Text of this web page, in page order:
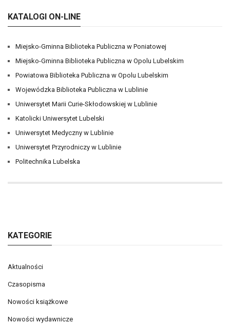
KATALOGI ON-LINE
Miejsko-Gminna Biblioteka Publiczna w Poniatowej
Miejsko-Gminna Biblioteka Publiczna w Opolu Lubelskim
Powiatowa Biblioteka Publiczna w Opolu Lubelskim
Wojewódzka Biblioteka Publiczna w Lublinie
Uniwersytet Marii Curie-Skłodowskiej w Lublinie
Katolicki Uniwersytet Lubelski
Uniwersytet Medyczny w Lublinie
Uniwersytet Przyrodniczy w Lublinie
Politechnika Lubelska
KATEGORIE
Aktualności
Czasopisma
Nowości książkowe
Nowości wydawnicze